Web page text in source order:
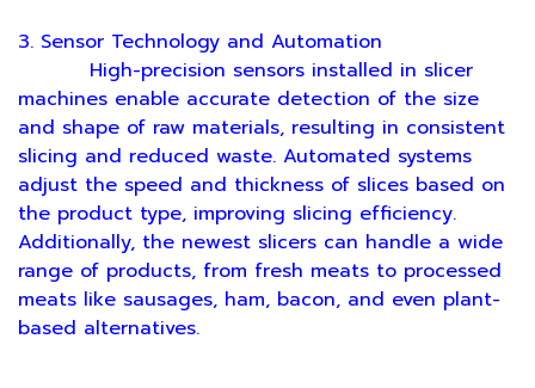
3. Sensor Technology and Automation
High-precision sensors installed in slicer
machines enable accurate detection of the size
and shape of raw materials, resulting in consistent
slicing and reduced waste. Automated systems
adjust the speed and thickness of slices based on
the product type, improving slicing efficiency.
Additionally, the newest slicers can handle a wide
range of products, from fresh meats to processed
meats like sausages, ham, bacon, and even plant-
based alternatives.